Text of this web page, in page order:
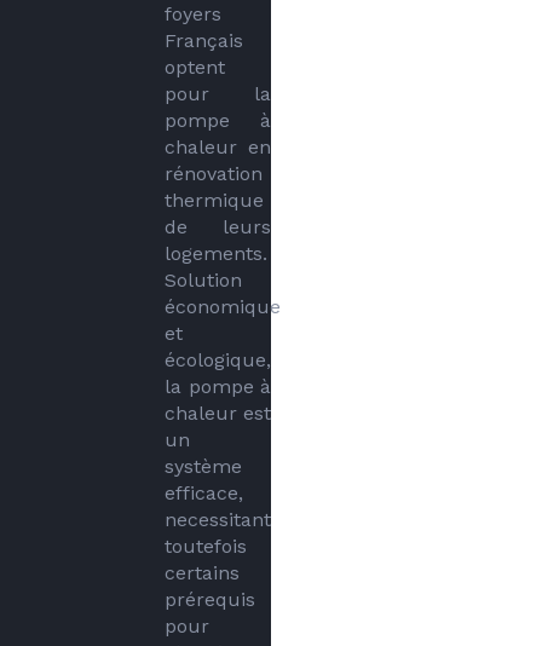
foyers
Français
optent
pour la
pompe à
chaleur en
rénovation
thermique
de leurs
logements.
Solution
économique
et
écologique,
la pompe à
chaleur est
un
système
efficace,
necessitant
toutefois
certains
prérequis
pour